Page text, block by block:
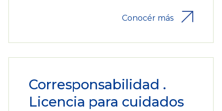
Conocér más
Corresponsabilidad .
Licencia para cuidados